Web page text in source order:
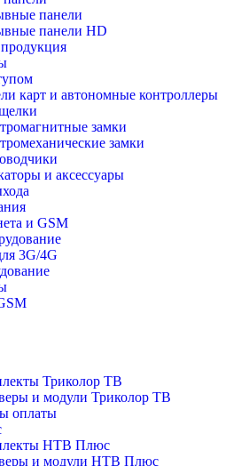
панели
панели HD
карт и автономные контроллеры
замки
замки
и аксессуары
и GSM
3G/4G
Триколор ТВ
и модули Триколор ТВ
оплаты
НТВ Плюс
и модули НТВ Плюс